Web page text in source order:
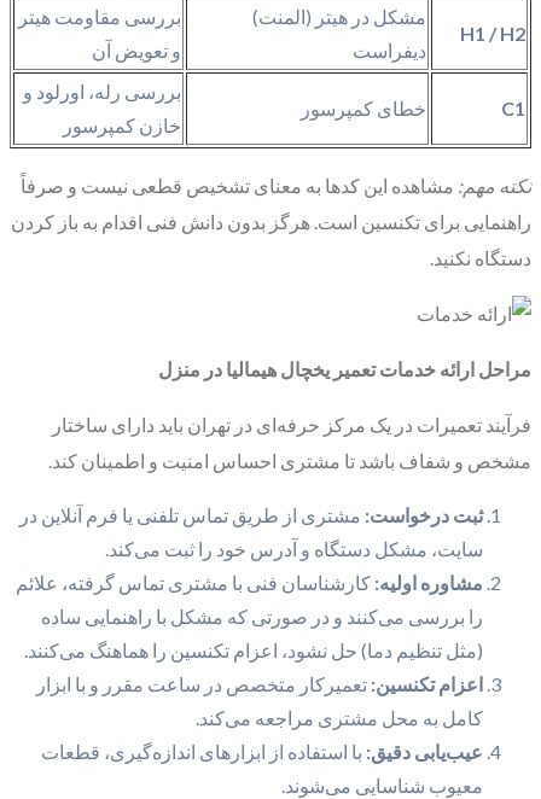
H1 / H2
مشکل در هیتر (المنت)
دیفراست
بررسی مقاومت هیتر
و تعویض آن
C1 خطای کمپرسور
بررسی رله، اورلود و
خازن کمپرسور
نکته مهم: مشاهده این کدها به معنای تشخیص قطعی نیست و صرفاً
راهنمایی برای تکنسین است. هرگز بدون دانش فنی اقدام به باز کردن
دستگاه نکنید.
مراحل ارائه خدمات تعمیر یخچال هیمالیا در منزل
فرآیند تعمیرات در یک مرکز حرفه‌ای در تهران باید دارای ساختار
مشخص و شفاف باشد تا مشتری احساس امنیت و اطمینان کند.
ثبت درخواست: مشتری از طریق تماس تلفنی یا فرم آنلاین در
سایت، مشکل دستگاه و آدرس خود را ثبت می‌کند.
مشاوره اولیه: کارشناسان فنی با مشتری تماس گرفته، علائم
را بررسی می‌کنند و در صورتی که مشکل با راهنمایی ساده
(مثل تنظیم دما) حل نشود، اعزام تکنسین را هماهنگ می‌کنند.
اعزام تکنسین: تعمیرکار متخصص در ساعت مقرر و با ابزار
کامل به محل مشتری مراجعه می‌کند.
عیب‌یابی دقیق: با استفاده از ابزارهای اندازه‌گیری، قطعات
معیوب شناسایی می‌شوند.